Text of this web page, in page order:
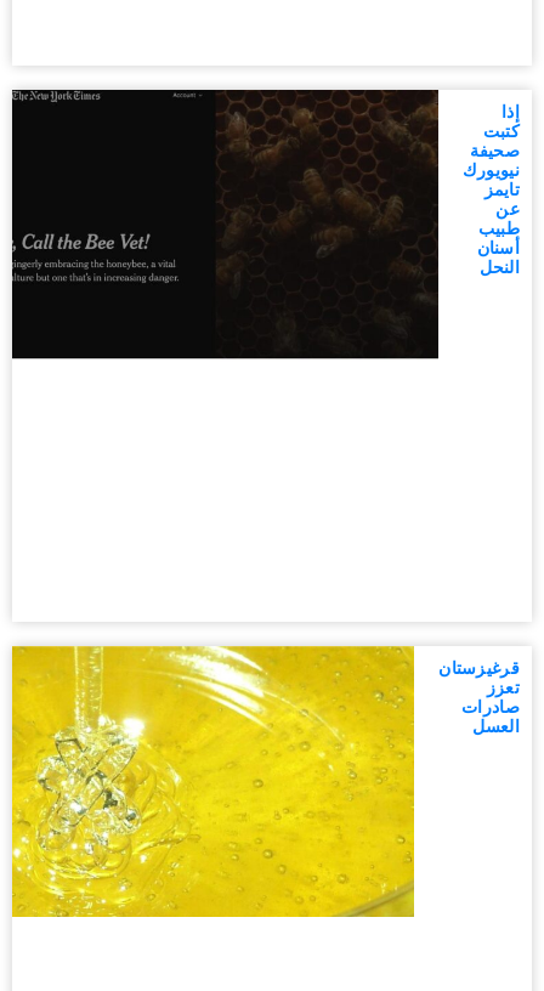
إذا
كتبت
صحيفة
نيويورك
تايمز
عن
طبيب
أسنان
النحل
قرغيزستان
تعزز
صادرات
العسل